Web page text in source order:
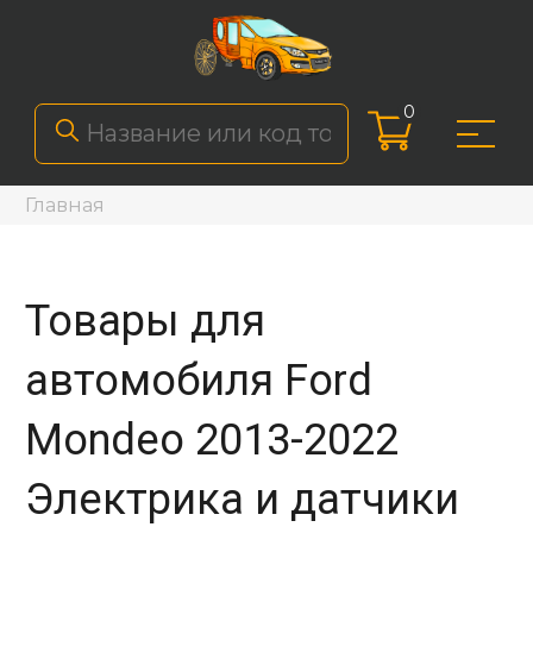
0
Главная
Товары для
автомобиля Ford
Mondeo 2013-2022
Электрика и датчики